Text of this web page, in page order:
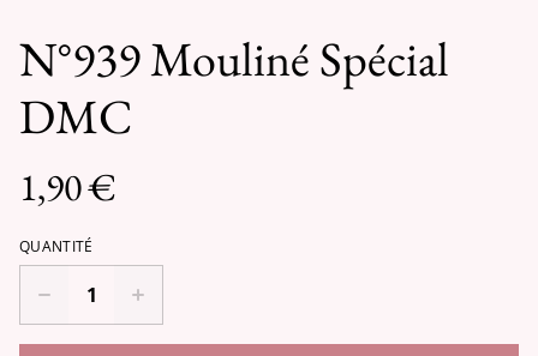
N°939 Mouliné Spécial
DMC
1,90 €
QUANTITÉ